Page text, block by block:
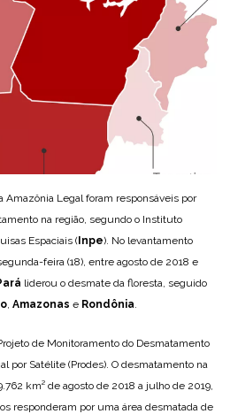
Amazônia Legal foram responsáveis por
na região, segundo o Instituto
Espaciais (Inpe). No levantamento
feira (18), entre agosto de 2018 e
liderou o desmate da floresta, seguido
Amazonas e Rondônia
de Monitoramento do Desmatamento
por Satélite (Prodes). O desmatamento na
km² de agosto de 2018 a julho de 2019,
responderam por uma área desmatada de